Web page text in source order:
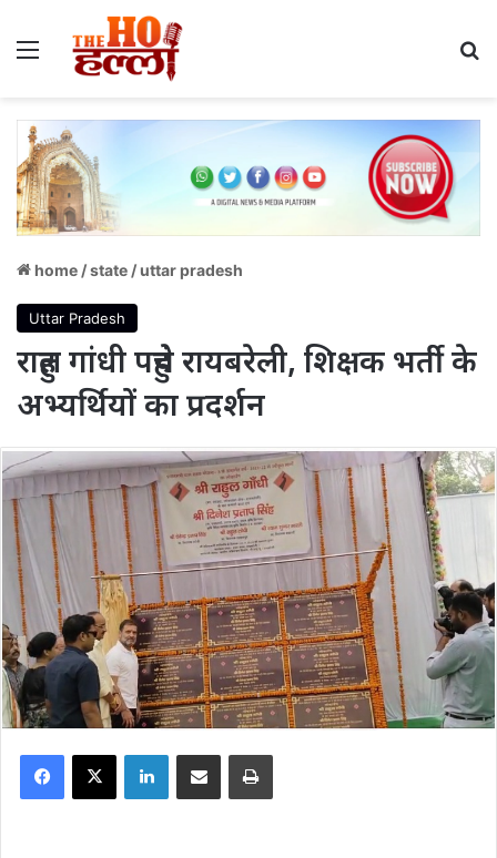
Menu
home /state /uttar pradesh
Uttar Pradesh
राहुल गांधी पहुंचे रायबरेली, शिक्षक भर्ती के
अभ्यर्थियों का प्रदर्शन
Facebook
X LinkedInShare via Email Print